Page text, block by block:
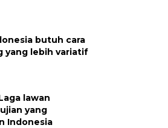
butuh cara
yang lebih variatif
lawan
yang
Indonesia